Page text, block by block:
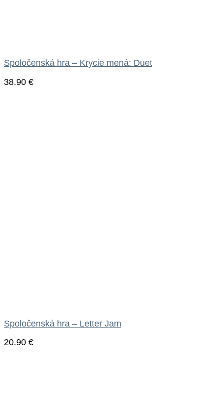
Spoločenská hra – Krycie mená: Duet
38.90 €
Spoločenská hra – Letter Jam
20.90 €